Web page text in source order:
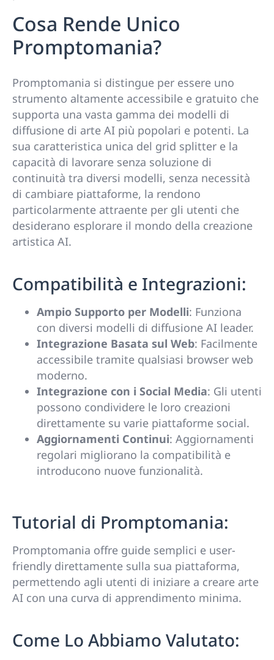
Cosa Rende Unico
Promptomania?
Promptomania si distingue per essere uno
strumento altamente accessibile e gratuito che
supporta una vasta gamma dei modelli di
diffusione di arte AI più popolari e potenti. La
sua caratteristica unica del grid splitter e la
capacità di lavorare senza soluzione di
continuità tra diversi modelli, senza necessità
di cambiare piattaforme, la rendono
particolarmente attraente per gli utenti che
desiderano esplorare il mondo della creazione
artistica AI.
Compatibilità e Integrazioni:
Ampio Supporto per Modelli: Funziona
con diversi modelli di diffusione AI leader.
Integrazione Basata sul Web: Facilmente
accessibile tramite qualsiasi browser web
moderno.
Integrazione con i Social Media: Gli utenti
possono condividere le loro creazioni
direttamente su varie piattaforme social.
Aggiornamenti Continui: Aggiornamenti
regolari migliorano la compatibilità e
introducono nuove funzionalità.
Tutorial di Promptomania:
Promptomania offre guide semplici e user-
friendly direttamente sulla sua piattaforma,
permettendo agli utenti di iniziare a creare arte
AI con una curva di apprendimento minima.
Come Lo Abbiamo Valutato: